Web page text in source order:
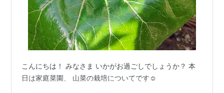
こんにちは！ みなさま いかがお過ごしでしょうか？ 本
日は家庭菜園、 山菜の栽培についてです☺️